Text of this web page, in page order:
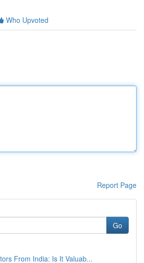
Who Upvoted
Report Page
Go
From India: Is It Valuab...